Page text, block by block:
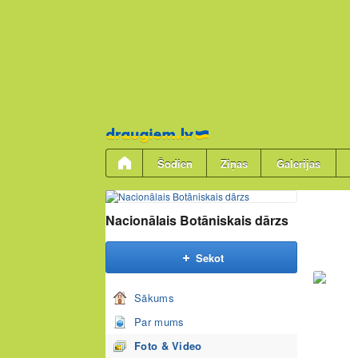
Pāriet
uz
saturu
Šodien Ziņas Galerijas
Nacionālais Botāniskais dārzs
Sekot
Sākums
Par mums
Foto & Video